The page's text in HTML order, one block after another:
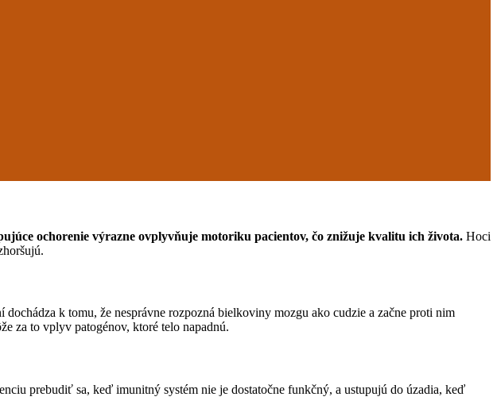
ochorenie výrazne ovplyvňuje motoriku pacientov, čo znižuje kvalitu ich života. Hoci
k tomu, že nesprávne rozpozná bielkoviny mozgu ako cudzie a začne proti nim
za to vplyv patogénov, ktoré telo napadnú.
prebudiť sa, keď imunitný systém nie je dostatočne funkčný, a ustupujú do úzadia, keď